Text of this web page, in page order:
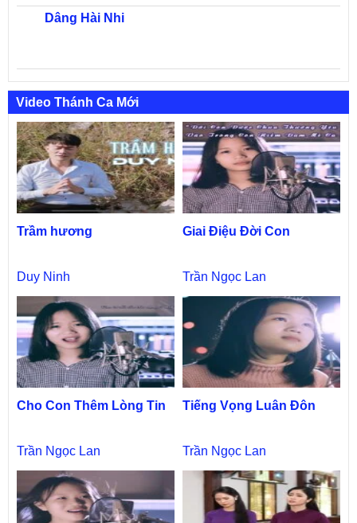
Dâng Hài Nhi
Video Thánh Ca Mới
Trầm hương
Duy Ninh
Giai Điệu Đời Con
Trần Ngọc Lan
Cho Con Thêm Lòng Tin
Trần Ngọc Lan
Tiếng Vọng Luân Đôn
Trần Ngọc Lan